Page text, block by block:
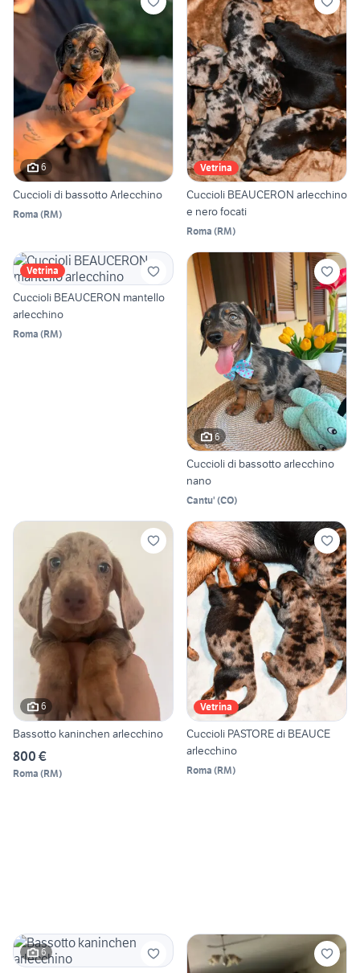
6
Cuccioli di bassotto Arlecchino
Roma (RM)
Vetrina
Cuccioli BEAUCERON arlecchino
e nero focati
Roma (RM)
Vetrina
Cuccioli BEAUCERON mantello
arlecchino
Roma (RM)
6
Cuccioli di bassotto arlecchino
nano
Cantu' (CO)
6
Bassotto kaninchen arlecchino
800 €
Roma (RM)
Vetrina
Cuccioli PASTORE di BEAUCE
arlecchino
Roma (RM)
6